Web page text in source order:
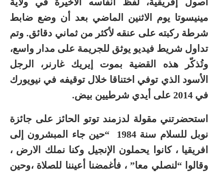
مينيسوتا يوم الاثنين الماضي بعد أن وضع ضابط
شرطة ركبته على عنقه لأكثر من ثماني دقائق. وتم
تداول شريط فيديو يوثق للجريمة على مدار واسع،
وتُذكّر هذه القضية بموت إيريك غارنر، الرجل
الأسود الذي توفي اختناقا خلال توقيفه في نيويورك
في 2014 على أيدي شرطيين بيض.
استحضرتني مقولة لدزمند توتو الحائز على جائزة
نوبل للسلام سنة 1984 “حين جاء المبشرون إلى
افريقيا ، كانوا يحملون الإنجيل وكنا نملك الارض ،
وقالوا “لنصلي معا” ، فأغمضنا أعيننا للصلاة ،وحين